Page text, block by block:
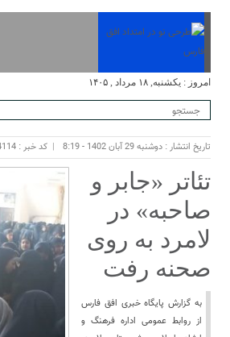
امروز : یکشنبه, ۱۸ مرداد , ۱۴۰۵
تاریخ انتشار : دوشنبه 29 آبان 1402 - 8:19 کد خبر : 4114
تئاتر «جابر و
صاحبه» در
لامرد به روی
صحنه رفت
به گزارش پایگاه خبری افق فارس
از روابط عمومی اداره فرهنگ و